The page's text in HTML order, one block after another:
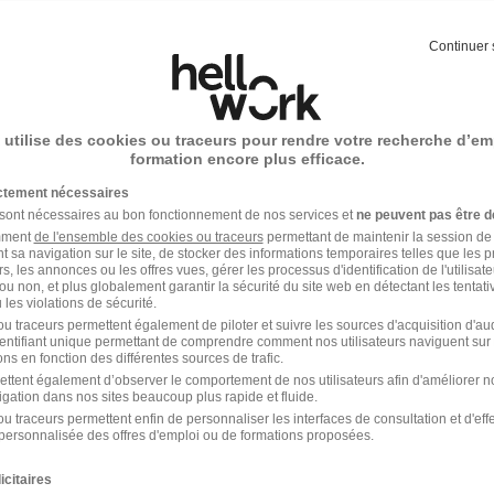
Conception Routière - Offre 1381 H/
n’est plus disponible depuis le 23/04/26
Conception Routière - Offre 1381
et Moselle H/F
départementaux
- 54 Fonctionnaire Temps partiel
n’est plus disponible depuis le 26/04/26
Continuer
utilise des cookies ou traceurs pour rendre votre recherche
formation encore plus efficace.
nécessaires
nécessaires au bon fonctionnement de nos services etne peuvent pas être
de l'ensemble des cookies ou traceurspermettant de maintenir la session
sa navigation sur le site, de stocker des informations temporaires telles que les
les annonces ou les offres vues, gérer les processus d'identification de
non, et plus globalement garantir la sécurité du site web en détectant les
les violations de sécurité.
traceurs permettent également de piloter et suivre les sources d'acquisition
unique permettant de comprendre comment nos utilisateurs naviguent sur
en fonction des différentes sources de trafic.
également d’observer le comportement de nos utilisateurs afin d'améliorer
dans nos sites beaucoup plus rapide et fluide.
traceurs permettent enfin de personnaliser les interfaces de consultation et
des offres d'emploi ou de formations proposées.